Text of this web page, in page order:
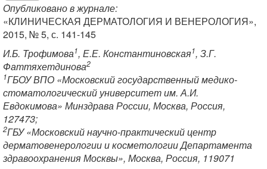
Опубликовано в журнале:
«КЛИНИЧЕСКАЯ ДЕРМАТОЛОГИЯ И ВЕНЕРОЛОГИЯ»,
2015, № 5, с. 141-145
И.Б. Трофимова1, Е.Е. Константиновская1, З.Г.
Фаттяхетдинова2
1ГБОУ ВПО «Московский государственный медико-
стоматологический университет им. А.И.
Евдокимова» Минздрава России, Москва, Россия,
127473;
2ГБУ «Московский научно-практический центр
дерматовенерологии и косметологии Департамента
здравоохранения Москвы», Москва, Россия, 119071